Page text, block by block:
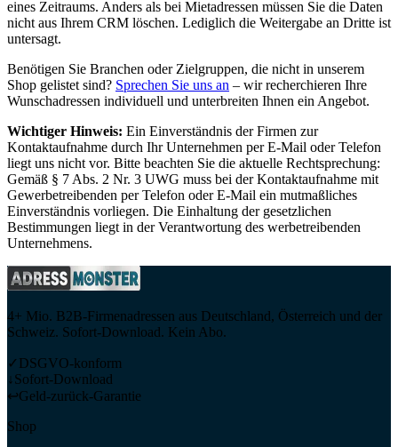
eines Zeitraums. Anders als bei Mietadressen müssen Sie die Daten
nicht aus Ihrem CRM löschen. Lediglich die Weitergabe an Dritte ist
untersagt.
Benötigen Sie Branchen oder Zielgruppen, die nicht in unserem
Shop gelistet sind? Sprechen Sie uns an – wir recherchieren Ihre
Wunschadressen individuell und unterbreiten Ihnen ein Angebot.
Wichtiger Hinweis: Ein Einverständnis der Firmen zur
Kontaktaufnahme durch Ihr Unternehmen per E-Mail oder Telefon
liegt uns nicht vor. Bitte beachten Sie die aktuelle Rechtsprechung:
Gemäß § 7 Abs. 2 Nr. 3 UWG muss bei der Kontaktaufnahme mit
Gewerbetreibenden per Telefon oder E-Mail ein mutmaßliches
Einverständnis vorliegen. Die Einhaltung der gesetzlichen
Bestimmungen liegt in der Verantwortung des werbetreibenden
Unternehmens.
4+ Mio. B2B-Firmenadressen aus Deutschland, Österreich und der
Schweiz. Sofort-Download. Kein Abo.
✓ DSGVO-konform
↓Sofort-Download
↩Geld-zurück-Garantie
Shop